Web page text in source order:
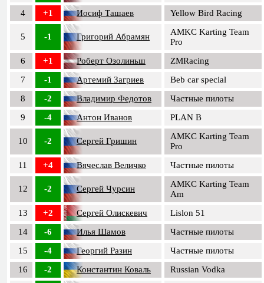
4
+1 Иосиф Ташаев Yellow Bird Racing
5 -1 Григорий Абрамян
AMKC Karting Team
Pro
6
+1 Роберт Озолиньш
ZMRacing
7
-1 Артемий Загриев
Beb car special
8
-2 Владимир Федотов
Частные пилоты
9
-4 Антон Иванов PLAN B
10 -2 Сергей Гришин
AMKC Karting Team
Pro
11
+4 Вячеслав Величко Частные пилоты
12 -2 Сергей Чурсин
AMKC Karting Team
Am
13
+2 Сергей Олискевич
Lislon 51
14
-6 Илья Шамов
Частные пилоты
15
-4 Георгий Разин
Частные пилоты
16
-2 Константин Коваль
Russian Vodka